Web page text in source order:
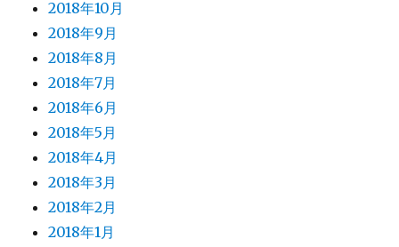
2018年10月
2018年9月
2018年8月
2018年7月
2018年6月
2018年5月
2018年4月
2018年3月
2018年2月
2018年1月